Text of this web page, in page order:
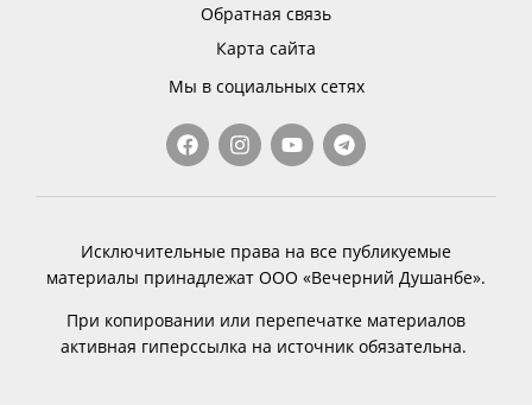
Обратная связь
Карта сайта
Мы в социальных сетях
Исключительные права на все публикуемые
материалы принадлежат ООО «Вечерний Душанбе».
При копировании или перепечатке материалов
активная гиперссылка на источник обязательна.